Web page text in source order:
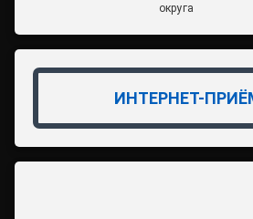
округа
ИНТЕРНЕТ-